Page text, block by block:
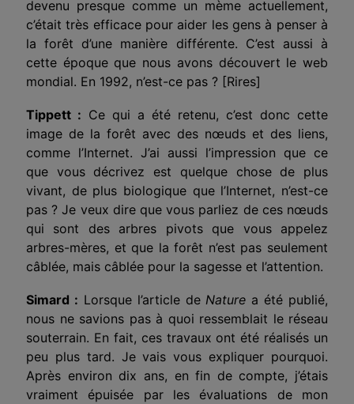
devenu presque comme un mème actuellement,
c’était très efficace pour aider les gens à penser à
la forêt d’une manière différente. C’est aussi à
cette époque que nous avons découvert le web
mondial. En 1992, n’est-ce pas ? [Rires]
Tippett : Ce qui a été retenu, c’est donc cette
image de la forêt avec des nœuds et des liens,
comme l’Internet. J’ai aussi l’impression que ce
que vous décrivez est quelque chose de plus
vivant, de plus biologique que l’Internet, n’est-ce
pas ? Je veux dire que vous parliez de ces nœuds
qui sont des arbres pivots que vous appelez
arbres-mères, et que la forêt n’est pas seulement
câblée, mais câblée pour la sagesse et l’attention.
Simard : Lorsque l’article deNature a été publié,
nous ne savions pas à quoi ressemblait le réseau
souterrain. En fait, ces travaux ont été réalisés un
peu plus tard. Je vais vous expliquer pourquoi.
Après environ dix ans, en fin de compte, j’étais
vraiment épuisée par les évaluations de mon